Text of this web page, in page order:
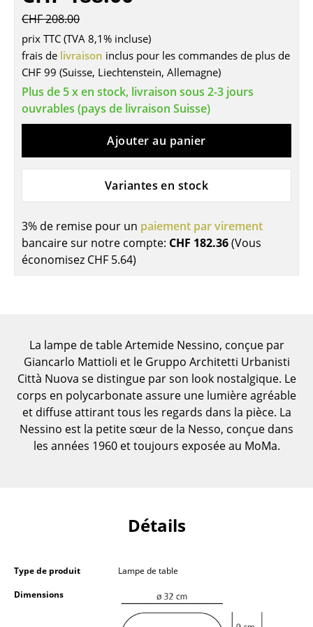
Tables
Tables de repas
Tables d’appoint
Tables basses
Secrétaires & Tables PC
Tables de conférence et Pupitres
Tables enfants
... voir toutes les tables
Rangements
Étagères & Armoires
Bibliothèques
CHF 208.00
prix TTC (TVA 8,1% incluse)
frais de livraison inclus pour les commandes de plus de
CHF 99 (Suisse, Liechtenstein, Allemagne)
Plus de 5 x en stock, livraison sous 2-3 jours
ouvrables (pays de livraison Suisse)
Ajouter au panier
Variantes en stock
3% de remise pour un paiement par virement
bancaire sur notre compte: CHF 182.36(Vous
économisez CHF 5.64)
La lampe de table Artemide Nessino, conçue par
Giancarlo Mattioli et le Gruppo Architetti Urbanisti
Città Nuova se distingue par son look nostalgique. Le
corps en polycarbonate assure une lumière agréable
et diffuse attirant tous les regards dans la pièce. La
Nessino est la petite sœur de la Nesso, conçue dans
les années 1960 et toujours exposée au MoMa.
Détails
Type de produit
Lampe de table
Dimensions